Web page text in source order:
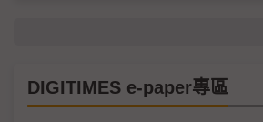
DIGITIMES e-paper專區